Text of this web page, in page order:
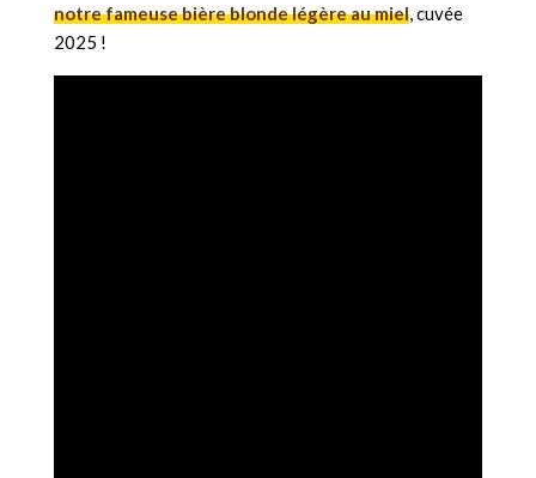
notre fameuse bière blonde légère au miel , cuvée
2025 !